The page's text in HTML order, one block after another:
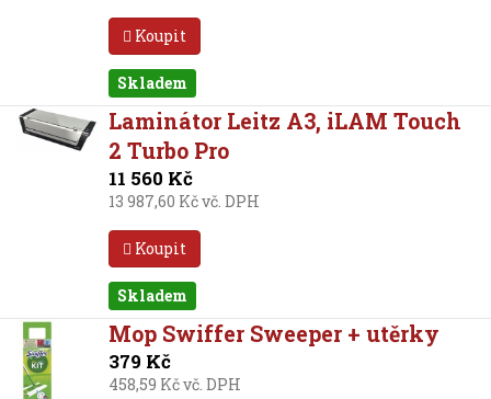
Koupit
Skladem
Laminátor Leitz A3, iLAM Touch
2 Turbo Pro
11 560 Kč
13 987,60 Kč vč. DPH
Koupit
Skladem
Mop Swiffer Sweeper + utěrky
379 Kč
458,59 Kč vč. DPH